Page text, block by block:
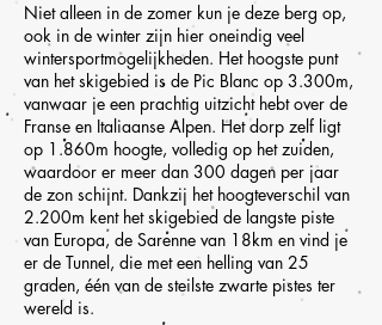
Niet alleen in de zomer kun je deze berg op,
ook in de winter zijn hier oneindig veel
wintersportmogelijkheden. Het hoogste punt
van het skigebied is de Pic Blanc op 3.300m,
vanwaar je een prachtig uitzicht hebt over de
Franse en Italiaanse Alpen. Het dorp zelf ligt
op 1.860m hoogte, volledig op het zuiden,
waardoor er meer dan 300 dagen per jaar
de zon schijnt. Dankzij het hoogteverschil van
2.200m kent het skigebied de langste piste
van Europa, de Sarenne van 18km en vind je
er de Tunnel, die met een helling van 25
graden, één van de steilste zwarte pistes ter
wereld is.